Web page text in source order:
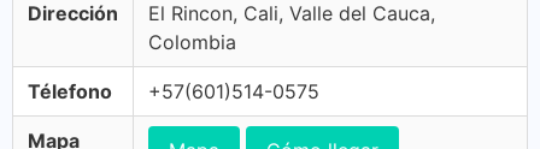
Dirección
El Rincon, Cali, Valle del Cauca,
Colombia
Télefono +57(601)514-0575
Mapa